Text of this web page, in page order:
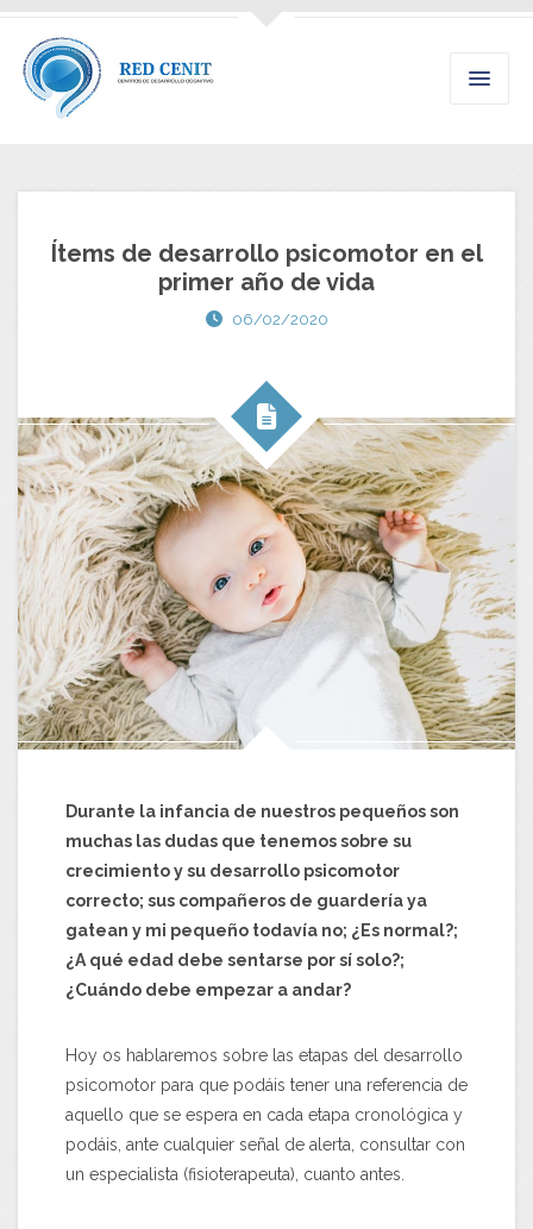
Ítems de desarrollo psicomotor en el
primer año de vida
06/02/2020
Durante la infancia de nuestros pequeños son
muchas las dudas que tenemos sobre su
crecimiento y su desarrollo psicomotor
correcto; sus compañeros de guardería ya
gatean y mi pequeño todavía no; ¿Es normal?;
¿A qué edad debe sentarse por sí solo?;
¿Cuándo debe empezar a andar?
Hoy os hablaremos sobre las etapas del desarrollo
psicomotor para que podáis tener una referencia de
aquello que se espera en cada etapa cronológica y
podáis, ante cualquier señal de alerta, consultar con
un especialista (fisioterapeuta), cuanto antes.